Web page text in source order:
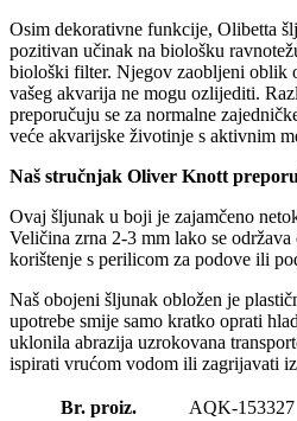
Osim dekorativne funkcije, Olibetta
pozitivan učinak na biološku
biološki filter. Njegov zaobljeni oblik
vašeg akvarija ne mogu ozlijediti.
preporučuju se za normalne
veće akvarijske životinje s aktivnim
Naš stručnjak Oliver Knott
Ovaj šljunak u boji je zajamčeno
Veličina zrna 2-3 mm lako se održava
korištenje s perilicom za podove ili
Naš obojeni šljunak obložen je
upotrebe smije samo kratko oprati
uklonila abrazija uzrokovana
ispirati vrućom vodom ili zagrijavati
Br. proiz.
AQK-153327